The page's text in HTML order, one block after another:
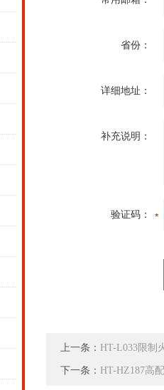
省份：
详细地址：
补充说明：
验证码：
上一条： HT-L033限制
下一条： HT-HZ187高